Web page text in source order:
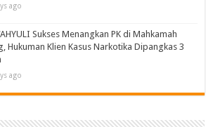
ago
Sukses Menangkan PK di Mahkamah
Hukuman Klien Kasus Narkotika Dipangkas 3
ago